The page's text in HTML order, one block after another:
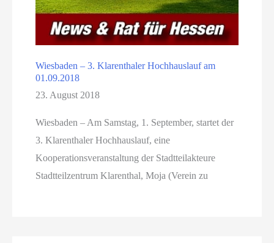
Wiesbaden – 3. Klarenthaler Hochhauslauf am
01.09.2018
23. August 2018
Wiesbaden – Am Samstag, 1. September, startet der
3. Klarenthaler Hochhauslauf, eine
Kooperationsveranstaltung der Stadtteilakteure
Stadtteilzentrum Klarenthal, Moja (Verein zu